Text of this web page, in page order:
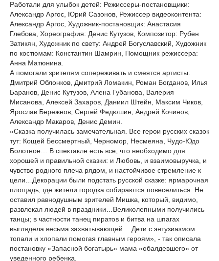
Работали для улыбок детей: Режиссеры-постановщики:
Александр Аргос, Юрий Сазонов, Режиссер видеоконтента:
Александр Аргос, Художник-постановщик: Анастасия
Глебова, Хореография: Денис Кутузов, Композитор: Рубен
Затикян, Художник по свету: Андрей Богуславский, Художник
по костюмам: Константин Шамрин, Помощник режиссера:
Анна Матюнина.
А помогали зрителям сопереживать и смеятся артисты:
Дмитрий Облонков, Дмитрий Ломакин, Роман Богданов, Илья
Баранов, Денис Кутузов, Алена Губанова, Валерия
Мисанова, Алексей Захаров, Даниил Штейн, Максим Чиков,
Ярослав Бережнов, Сергей Федюшин, Андрей Кочинов,
Александр Макаров, Денис Демин.
«Сказка получилась замечательная. Все герои русских сказок
тут: Кощей Бессмертный, Черномор, Несмеяна, Чудо-Юдо
Болотное… В спектакле есть все, что необходимо для
хорошей и правильной сказки: и Любовь, и взаимовыручка, и
чувство родного плеча рядом, и настойчивое стремление к
цели…Декорации были подстать русской сказке: ярмарочная
площадь, где жители городка собираются повеселиться. Не
оставил равнодушным зрителей Мишка, который, видимо,
развлекал людей в праздники…Великолепными получились
танцы; в частности танец пиратов и битва на шпагах
выглядела весьма захватывающей… Дети с энтузиазмом
топали и хлопали помогая главным героям», - так описала
постановку «Запасной богатырь» мама «обалдевшего» от
уведенного ребенка.